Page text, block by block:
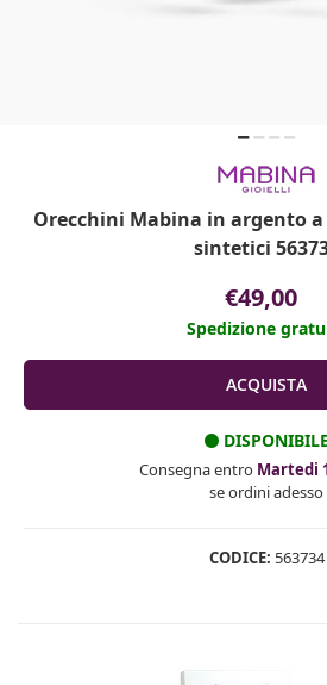
Orecchini Mabina in argento
sintetici
€49,00
Spedizione
DISPONIBILE
Consegna entro Martedi
se ordini adesso
CODICE: 563734